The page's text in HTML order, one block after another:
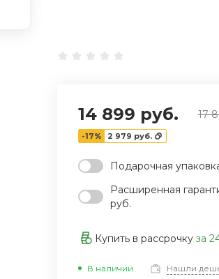
14 899 руб. 17
-17% 2 979 руб.
Подарочная
Расширенная
руб.
Купить в рассрочку за
В наличии Нашли